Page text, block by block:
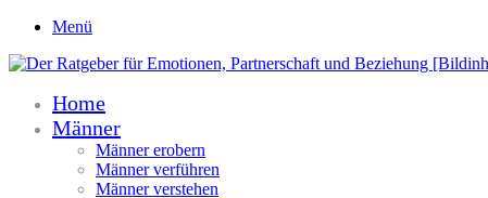
Menü
Home
Männer
Männer erobern
Männer verführen
Männer verstehen